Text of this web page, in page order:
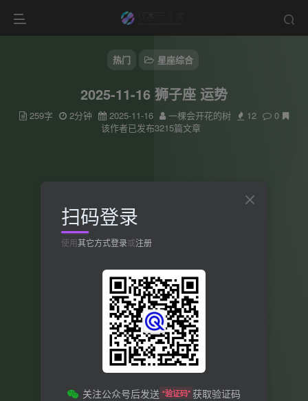
热门 星座综合
2025-11-16 狮子座 运势
259字 2分钟 2025-11-16 一棵会开花的树 12
0
该作者已发布3215篇文章
扫码登录
使用其它方式登录或注册
关注公众号后发送 “验证码” 获取验证码